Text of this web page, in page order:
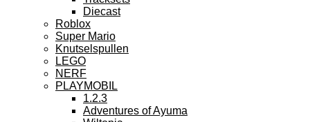
Diecast
Roblox
Super Mario
Knutselspullen
LEGO
NERF
PLAYMOBIL
1.2.3
Adventures of Ayuma